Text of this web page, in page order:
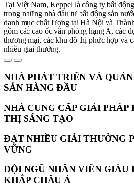
Tại Việt Nam, Keppel là công ty bất
trong những nhà đầu tư bất động sản
danh mục chất lượng tại Hà Nội và
gồm các cao ốc văn phòng hạng A, các
thương mại, các khu đô thị phức hợp và
nhiều giải thưởng.
NHÀ PHÁT TRIỂN VÀ
SẢN HÀNG ĐẦU
NHÀ CUNG CẤP GIẢI PHÁP
THỊ SÁNG TẠO
ĐẠT NHIỀU GIẢI THƯỞNG
VỮNG
ĐỘI NGŨ NHÂN VIÊN GIÀU
KHẮP CHÂU Á